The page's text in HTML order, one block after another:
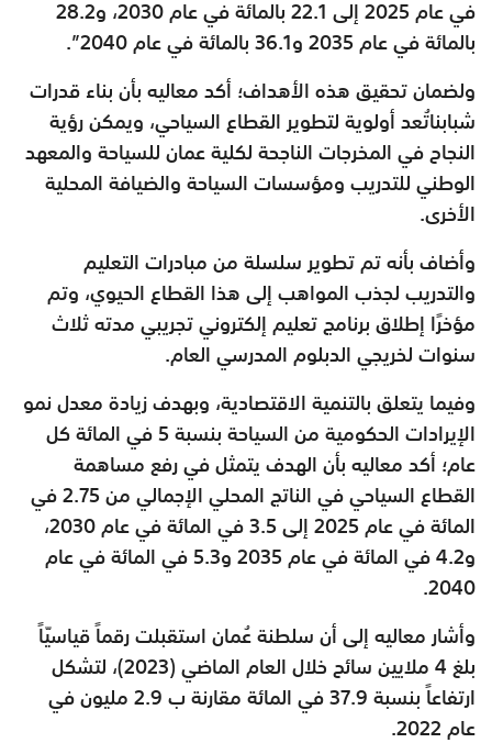
في عام 2025 إلى 22.1 بالمائة في عام 2030، و28.2
بالمائة في عام 2035 و36.1 بالمائة في عام 2040”.
ولضمان تحقيق هذه الأهداف؛ أكد معاليه بأن بناء قدرات
شبابناتُعد أولوية لتطوير القطاع السياحي، ويمكن رؤية
النجاح في المخرجات الناجحة لكلية عمان للسياحة والمعهد
الوطني للتدريب ومؤسسات السياحة والضيافة المحلية
الأخرى.
وأضاف بأنه تم تطوير سلسلة من مبادرات التعليم
والتدريب لجذب المواهب إلى هذا القطاع الحيوي، وتم
مؤخرًا إطلاق برنامج تعليم إلكتروني تجريبي مدته ثلاث
سنوات لخريجي الدبلوم المدرسي العام.
وفيما يتعلق بالتنمية الاقتصادية، وبهدف زيادة معدل نمو
الإيرادات الحكومية من السياحة بنسبة 5 في المائة كل
عام؛ أكد معاليه بأن الهدف يتمثل في رفع مساهمة
القطاع السياحي في الناتج المحلي الإجمالي من 2.75 في
المائة في عام 2025 إلى 3.5 في المائة في عام 2030،
و4.2 في المائة في عام 2035 و5.3 في المائة في عام
2040.
وأشار معاليه إلى أن سلطنة عُمان استقبلت رقماً قياسيّاً
بلغ 4 ملايين سائح خلال العام الماضي (2023)، لتشكل
ارتفاعاً بنسبة 37.9 في المائة مقارنة ب 2.9 مليون في
عام 2022.